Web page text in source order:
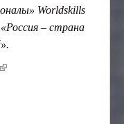
Worldskills
– страна
ссылка)